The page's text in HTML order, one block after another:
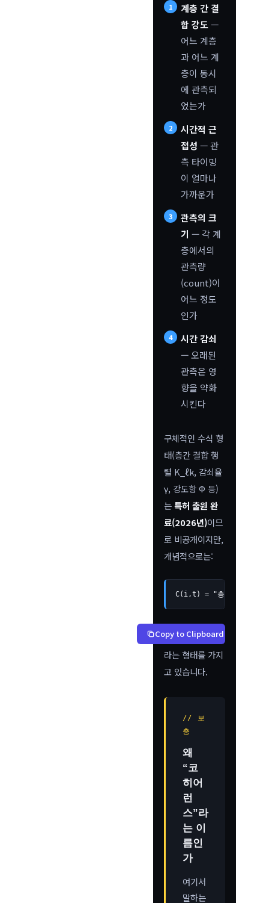
계층 간 결
합 강도—
어느 계층
과 어느 계
층이 동시
에 관측되
었는가
시간적 근
접성 — 관
측 타이밍
이 얼마나
가까운가
관측의 크
기 — 각 계
층에서의
관측량
(count)이
어느 정도
인가
시간 감쇠
— 오래된
관측은 영
향을 약화
시킨다
구체적인 수식 형
태(층간 결합 행
렬 K_ℓk, 감쇠율
γ, 강도항 Φ 등)
는특허 출원 완
료(2026년)이므
로 비공개이지만,
개념적으로는:
C(i,t) = "층간 결합 × 시
Copy to Clipboard
라는 형태를 가지
고 있습니다.
// 보
충
왜
“코
히어
런
스”라
는 이
름인
가
여기서
말하는